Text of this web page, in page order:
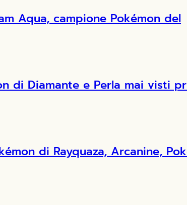
Aqua, campione Pokémon del
di Diamante e Perla mai visti
di Rayquaza, Arcanine,